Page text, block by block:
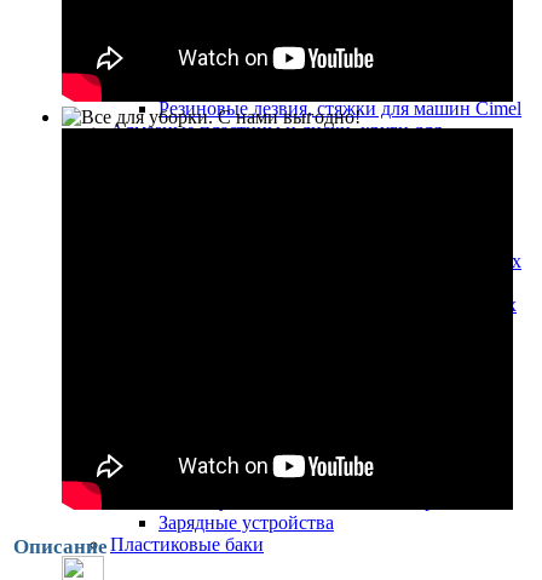
Резиновые лезвия, стяжки
Резиновые лезвия, стяжки для машин
Резиновые лезвия, стяжки для машин Cimel
Алмазные пластины и диски, круги для
Алмазные диски для обработки мраморных
Алмазные диски для обработки гранитных
Литий-ионные аккумуляторные батареи
Необслуживаемые тяговые батареи 12В
Зарядные устройства
Пластиковые баки
Описание